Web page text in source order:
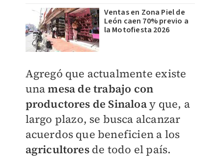
Ventas en Zona Piel de
León caen 70% previo a
la Motofiesta 2026
Agregó que actualmente existe
unamesa de trabajo con
productores de Sinaloay que, a
largo plazo, se busca alcanzar
acuerdos que beneficien a los
agricultoresde todo el país.